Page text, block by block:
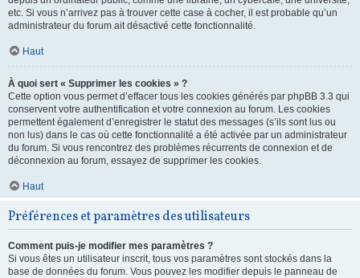
etc. Si vous n’arrivez pas à trouver cette case à cocher, il est probable qu’un
administrateur du forum ait désactivé cette fonctionnalité.
Haut
À quoi sert « Supprimer les cookies » ?
Cette option vous permet d’effacer tous les cookies générés par phpBB 3.3 qui
conservent votre authentification et votre connexion au forum. Les cookies
permettent également d’enregistrer le statut des messages (s’ils sont lus ou
non lus) dans le cas où cette fonctionnalité a été activée par un administrateur
du forum. Si vous rencontrez des problèmes récurrents de connexion et de
déconnexion au forum, essayez de supprimer les cookies.
Haut
Préférences et paramètres des utilisateurs
Comment puis-je modifier mes paramètres ?
Si vous êtes un utilisateur inscrit, tous vos paramètres sont stockés dans la
base de données du forum. Vous pouvez les modifier depuis le panneau de